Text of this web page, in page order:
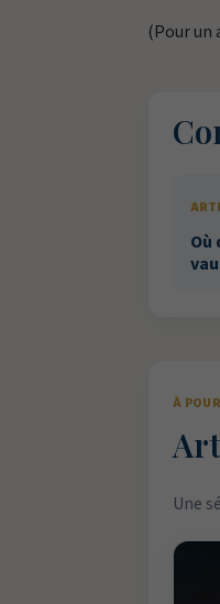
(Pour un
Où
À
Une